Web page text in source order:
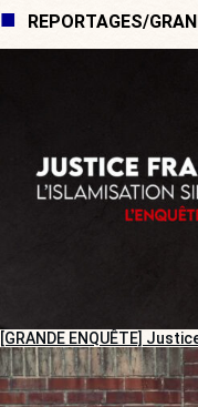
REPORTAGES/
[GRANDE ENQUÊTE]